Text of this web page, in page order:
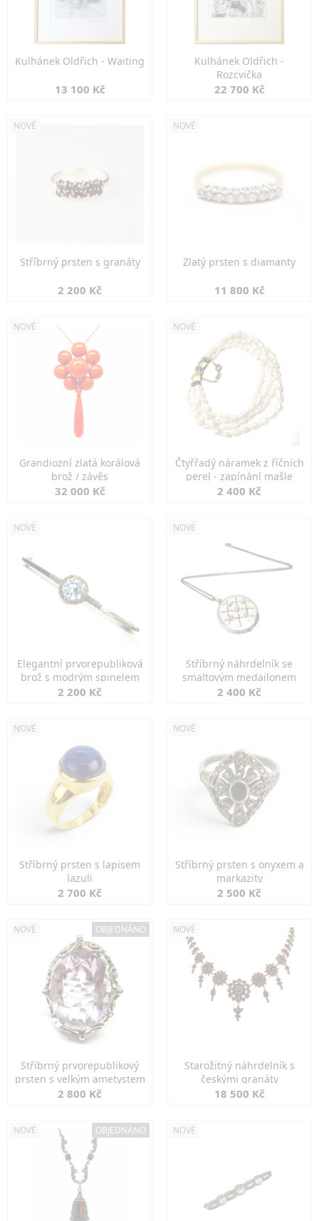
Kulhánek Oldřich - Waiting
13 100 Kč
Kulhánek Oldřich -
Rozcvička
22 700 Kč
NOVÉ
Stříbrný prsten s granáty
2 200 Kč
NOVÉ
Zlatý prsten s diamanty
11 800 Kč
NOVÉ
Grandiozní zlatá korálová
brož / závěs
32 000 Kč
NOVÉ
Čtyřřadý náramek z říčních
perel - zapínání mašle
2 400 Kč
NOVÉ
Elegantní prvorepubliková
brož s modrým spinelem
2 200 Kč
NOVÉ
Stříbrný náhrdelník se
smaltovým medailonem
2 400 Kč
NOVÉ
Stříbrný prsten s lapisem
lazuli
2 700 Kč
NOVÉ
Stříbrný prsten s onyxem a
markazity
2 500 Kč
NOVÉ OBJEDNÁNO
Stříbrný prvorepublikový
prsten s velkým ametystem
2 800 Kč
NOVÉ
Starožitný náhrdelník s
českými granáty
18 500 Kč
NOVÉ OBJEDNÁNO NOVÉ